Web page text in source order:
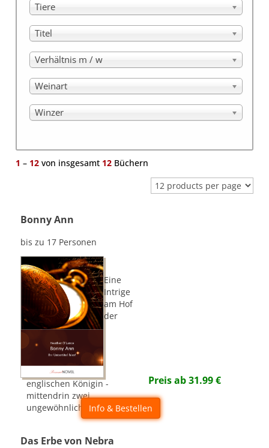
Tiere
Titel
Verhältnis m / w
Weinart
Winzer
1 – 12 von insgesamt 12 Büchern
Bonny Ann
bis zu 17 Personen
Eine
Intrige
am Hof
der
englischen Königin -
mittendrin zwei
ungewöhnliche Frauen
Preis ab31.99€
Info & Bestellen
Das Erbe von Nebra